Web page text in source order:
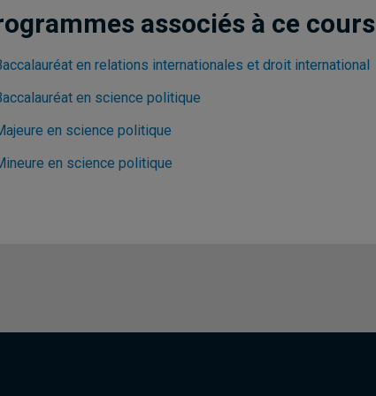
associés à ce cours
en relations internationales et droit international
en science politique
en science politique
en science politique